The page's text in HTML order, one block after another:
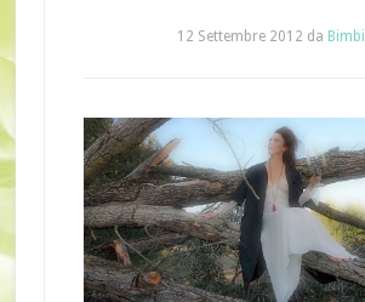
12 Settembre 2012 da Bimbi